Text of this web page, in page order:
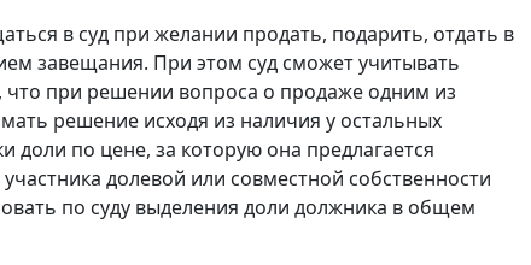
в суд при желании продать, подарить, отдать в
завещания. При этом суд сможет учитывать
что при решении вопроса о продаже одним из
решение исходя из наличия у остальных
доли по цене, за которую она предлагается
долевой или совместной собственности
по суду выделения доли должника в общем